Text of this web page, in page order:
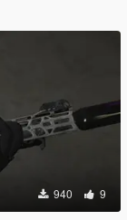
940 9